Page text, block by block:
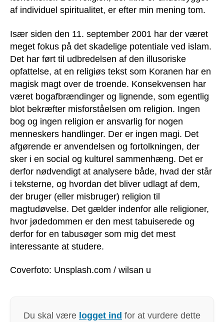
af individuel spiritualitet, er efter min mening tom.
Især siden den 11. september 2001 har der været
meget fokus på det skadelige potentiale ved islam.
Det har ført til udbredelsen af den illusoriske
opfattelse, at en religiøs tekst som Koranen har en
magisk magt over de troende. Konsekvensen har
været bogafbrændinger og lignende, som egentlig
blot bekræfter misforståelsen om religion. Ingen
bog og ingen religion er ansvarlig for nogen
menneskers handlinger. Der er ingen magi. Det
afgørende er anvendelsen og fortolkningen, der
sker i en social og kulturel sammenhæng. Det er
derfor nødvendigt at analysere både, hvad der står
i teksterne, og hvordan det bliver udlagt af dem,
der bruger (eller misbruger) religion til
magtudøvelse. Det gælder indenfor alle religioner,
hvor jødedommen er den mest tabuiserede og
derfor for en tabusøger som mig det mest
interessante at studere.
Coverfoto: Unsplash.com / wilsan u
Du skal være logget ind for at vurdere dette